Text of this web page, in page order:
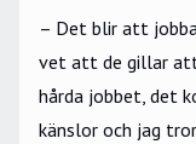
– Det blir att
vet att de gillar
hårda jobbet, det
känslor och jag